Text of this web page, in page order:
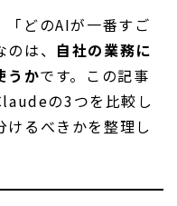
「どのAIが一番すご
は、 自社の業務に
うかです。この記事
の3つを比較し
るべきかを整理し